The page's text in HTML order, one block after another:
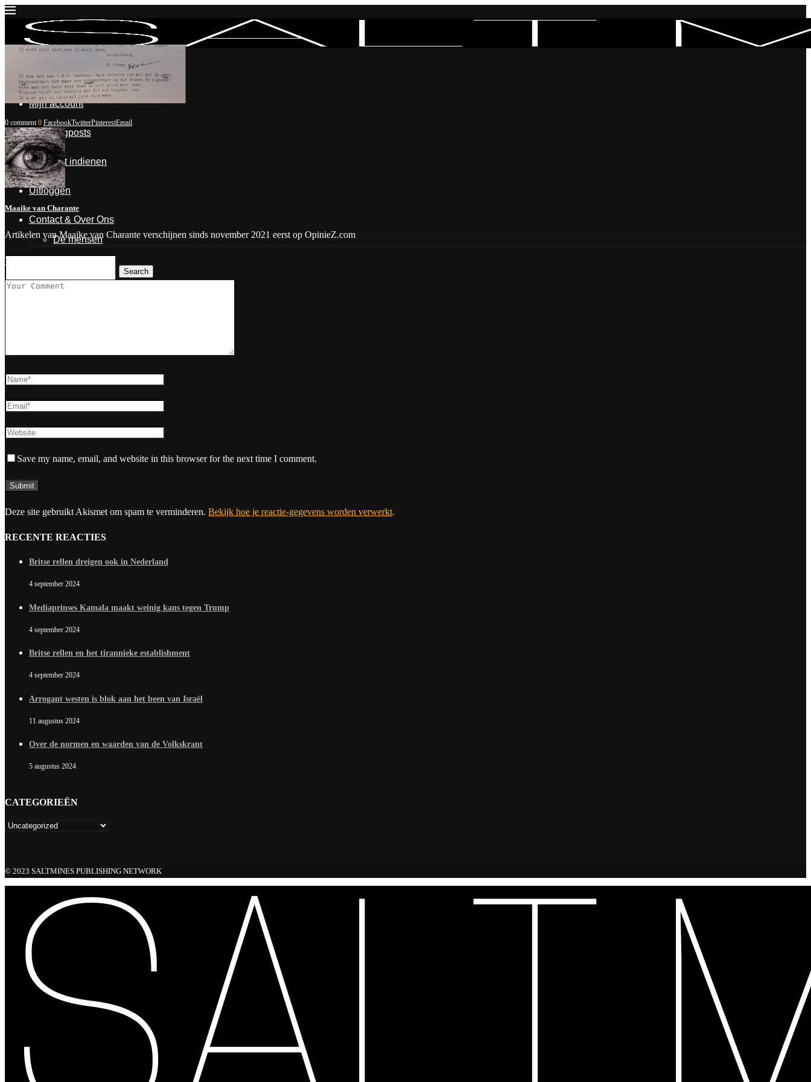
Inloggen
Mijn account
Mijn blogposts
Blogpost indienen
Uitloggen
Contact & Over Ons
De mensen
Search
0 comment 0 FacebookTwitterPinterestEmail
Maaike van Charante
Artikelen van Maaike van Charante verschijnen sinds november 2021 eerst op OpinieZ.com
Leave a Comment
Save my name, email, and website in this browser for the next time I comment.
Deze site gebruikt Akismet om spam te verminderen. Bekijk hoe je reactie-gegevens worden verwerkt.
RECENTE REACTIES
Britse rellen dreigen ook in Nederland
4 september 2024
Mediaprinses Kamala maakt weinig kans tegen Trump
4 september 2024
Britse rellen en het tirannieke establishment
4 september 2024
Arrogant westen is blok aan het been van Israël
11 augustus 2024
Over de normen en waarden van de Volkskrant
5 augustus 2024
CATEGORIEËN
© 2023 SALTMINES PUBLISHING NETWORK